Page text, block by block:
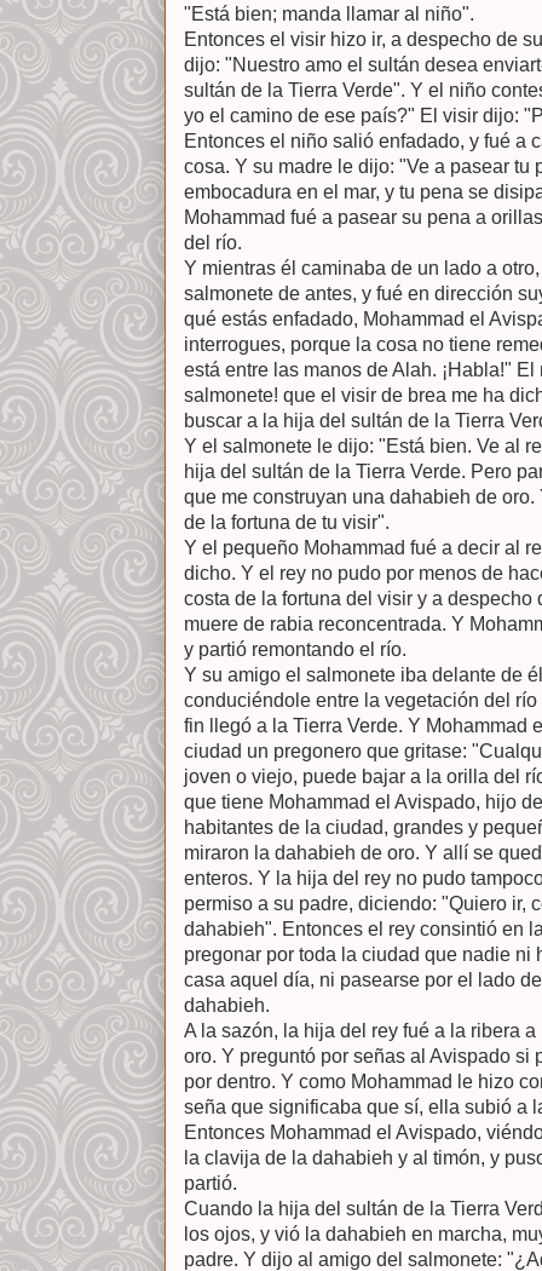
"Está bien; manda llamar al niño".
Entonces el visir hizo ir, a despecho de
dijo: "Nuestro amo el sultán desea
sultán de la Tierra Verde". Y el niño
yo el camino de ese país?" El visir dijo:
Entonces el niño salió enfadado, y fué a
cosa. Y su madre le dijo: "Ve a pasear tu
embocadura en el mar, y tu pena se
Mohammad fué a pasear su pena a
del río.
Y mientras él caminaba de un lado a
salmonete de antes, y fué en dirección
qué estás enfadado, Mohammad el
interrogues, porque la cosa no tiene
está entre las manos de Alah. ¡Habla!"
salmonete! que el visir de brea me ha
buscar a la hija del sultán de la Tierra
Y el salmonete le dijo: "Está bien. Ve al
hija del sultán de la Tierra Verde. Pero
que me construyan una dahabieh de
de la fortuna de tu visir".
Y el pequeño Mohammad fué a decir al
dicho. Y el rey no pudo por menos de
costa de la fortuna del visir y a
muere de rabia reconcentrada. Y
y partió remontando el río.
Y su amigo el salmonete iba delante de
conduciéndole entre la vegetación del
fin llegó a la Tierra Verde. Y Mohammad
ciudad un pregonero que gritase:
joven o viejo, puede bajar a la orilla del
que tiene Mohammad el Avispado, hijo
habitantes de la ciudad, grandes y
miraron la dahabieh de oro. Y allí se
enteros. Y la hija del rey no pudo
permiso a su padre, diciendo: "Quiero ir,
dahabieh". Entonces el rey consintió en
pregonar por toda la ciudad que nadie ni
casa aquel día, ni pasearse por el lado
dahabieh.
A la sazón, la hija del rey fué a la ribera
oro. Y preguntó por señas al Avispado si
por dentro. Y como Mohammad le hizo
seña que significaba que sí, ella subió a
Entonces Mohammad el Avispado,
la clavija de la dahabieh y al timón, y
partió.
Cuando la hija del sultán de la Tierra
los ojos, y vió la dahabieh en marcha,
padre. Y dijo al amigo del salmonete: